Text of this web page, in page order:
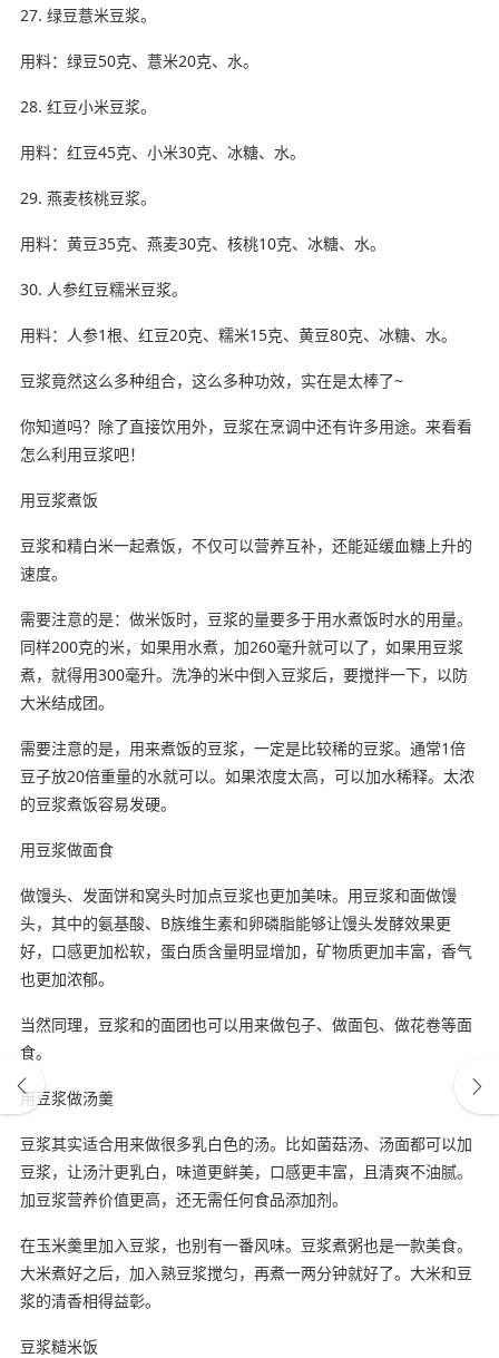
27. 绿豆薏米豆浆。
用料：绿豆50克、薏米20克、水。
28. 红豆小米豆浆。
用料：红豆45克、小米30克、冰糖、水。
29. 燕麦核桃豆浆。
用料：黄豆35克、燕麦30克、核桃10克、冰糖、水。
30. 人参红豆糯米豆浆。
用料：人参1根、红豆20克、糯米15克、黄豆80克、冰糖、水。
豆浆竟然这么多种组合，这么多种功效，实在是太棒了~
你知道吗？除了直接饮用外，豆浆在烹调中还有许多用途。来看看
怎么利用豆浆吧！
用豆浆煮饭
豆浆和精白米一起煮饭，不仅可以营养互补，还能延缓血糖上升的
速度。
需要注意的是：做米饭时，豆浆的量要多于用水煮饭时水的用量。
同样200克的米，如果用水煮，加260毫升就可以了，如果用豆浆
煮，就得用300毫升。洗净的米中倒入豆浆后，要搅拌一下，以防
大米结成团。
需要注意的是，用来煮饭的豆浆，一定是比较稀的豆浆。通常1倍
豆子放20倍重量的水就可以。如果浓度太高，可以加水稀释。太浓
的豆浆煮饭容易发硬。
用豆浆做面食
做馒头、发面饼和窝头时加点豆浆也更加美味。用豆浆和面做馒
头，其中的氨基酸、B族维生素和卵磷脂能够让馒头发酵效果更
好，口感更加松软，蛋白质含量明显增加，矿物质更加丰富，香气
也更加浓郁。
当然同理，豆浆和的面团也可以用来做包子、做面包、做花卷等面
食。
用豆浆做汤羹
豆浆其实适合用来做很多乳白色的汤。比如菌菇汤、汤面都可以加
豆浆，让汤汁更乳白，味道更鲜美，口感更丰富，且清爽不油腻。
加豆浆营养价值更高，还无需任何食品添加剂。
在玉米羹里加入豆浆，也别有一番风味。豆浆煮粥也是一款美食。
大米煮好之后，加入熟豆浆搅匀，再煮一两分钟就好了。大米和豆
浆的清香相得益彰。
豆浆糙米饭